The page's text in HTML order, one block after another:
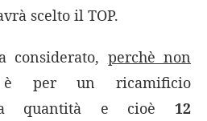
scelto il TOP.
considerato, perchè non
per un ricamificio
quantità e cioè 12